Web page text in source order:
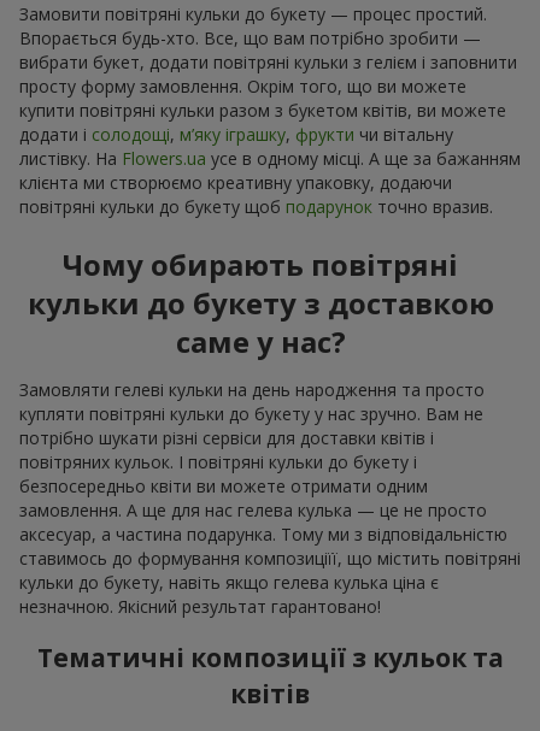
Замовити повітряні кульки до букету — процес простий.
Впорається будь-хто. Все, що вам потрібно зробити —
вибрати букет, додати повітряні кульки з гелієм і заповнити
просту форму замовлення. Окрім того, що ви можете
купити повітряні кульки разом з букетом квітів, ви можете
додати і солодощі, м’яку іграшку, фрукти чи вітальну
листівку. На Flowers.ua усе в одному місці. А ще за бажанням
клієнта ми створюємо креативну упаковку, додаючи
повітряні кульки до букету щоб подарунок точно вразив.
Чому обирають повітряні
кульки до букету з доставкою
саме у нас?
Замовляти гелеві кульки на день народження та просто
купляти повітряні кульки до букету у нас зручно. Вам не
потрібно шукати різні сервіси для доставки квітів і
повітряних кульок. І повітряні кульки до букету і
безпосередньо квіти ви можете отримати одним
замовлення. А ще для нас гелева кулька — це не просто
аксесуар, а частина подарунка. Тому ми з відповідальністю
ставимось до формування композиціїї, що містить повітряні
кульки до букету, навіть якщо гелева кулька ціна є
незначною. Якісний результат гарантовано!
Тематичні композиції з кульок та
квітів